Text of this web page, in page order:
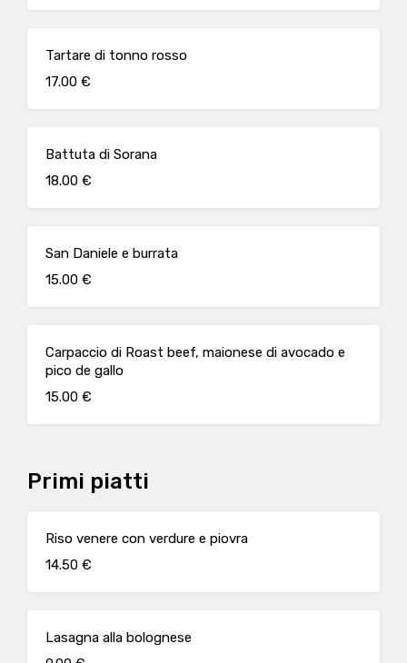
Tartare di tonno rosso
17.00 €
Battuta di Sorana
18.00 €
San Daniele e burrata
15.00 €
Carpaccio di Roast beef, maionese di avocado e
pico de gallo
15.00 €
Primi piatti
Riso venere con verdure e piovra
14.50 €
Lasagna alla bolognese